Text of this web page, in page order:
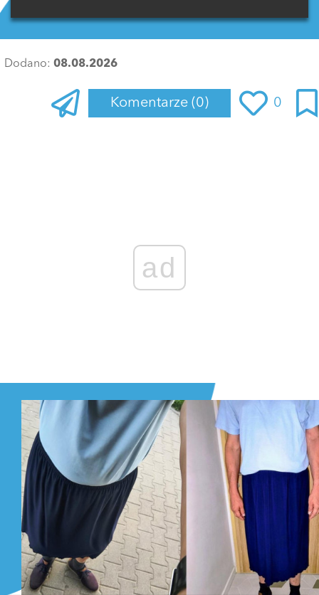
Dodano: 08.08.2026
Komentarze (0) 0
ad